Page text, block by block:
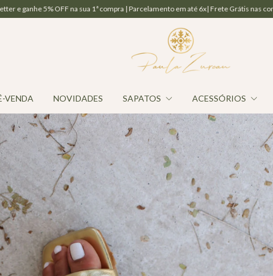
sua 1ª compra | Parcelamento em até 6x| Frete Grátis nas compras acima de R$
VENDA NOVIDADES SAPATOS ACESSÓRIOS